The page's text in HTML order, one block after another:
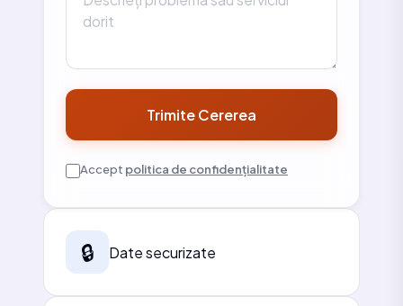
Trimite Cererea
Accept politica de confidențialitate
🔒 Date securizate